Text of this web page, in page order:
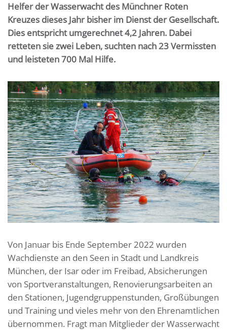
Helfer der Wasserwacht des Münchner Roten
Kreuzes dieses Jahr bisher im Dienst der Gesellschaft.
Dies entspricht umgerechnet 4,2 Jahren. Dabei
retteten sie zwei Leben, suchten nach 23 Vermissten
und leisteten 700 Mal Hilfe.
Von Januar bis Ende September 2022 wurden
Wachdienste an den Seen in Stadt und Landkreis
München, der Isar oder im Freibad, Absicherungen
von Sportveranstaltungen, Renovierungsarbeiten an
den Stationen, Jugendgruppenstunden, Großübungen
und Training und vieles mehr von den Ehrenamtlichen
übernommen. Fragt man Mitglieder der Wasserwacht